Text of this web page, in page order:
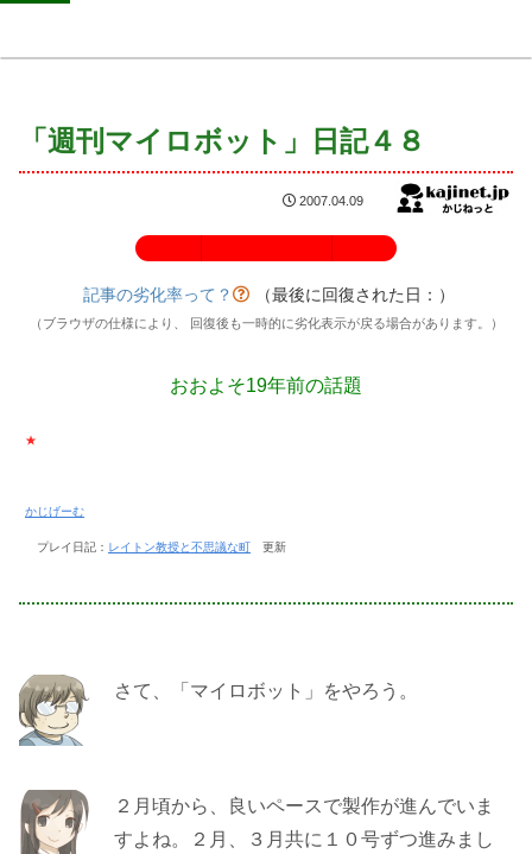
「週刊マイロボット」日記４８
2007.04.09
記事の劣化率って？ （最後に回復された日： ）
（ブラウザの仕様により、 回復後も一時的に劣化表示が戻る場合があります。）
おおよそ19年前の話題
★
かじげーむ
プレイ日記： レイトン教授と不思議な町 更新
さて、「マイロボット」をやろう。
２月頃から、良いペースで製作が進んでいま
すよね。２月、３月共に１０号ずつ進みまし